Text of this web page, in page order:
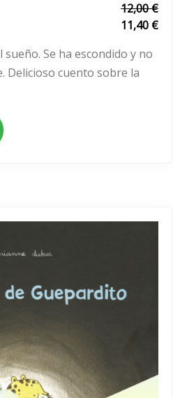
12,00 €
11,40 €
Se ha escondido y no
Delicioso cuento sobre la